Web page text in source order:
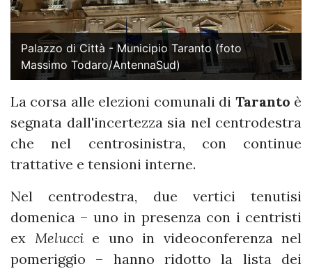
Palazzo di Città - Municipio Taranto (foto
Massimo Todaro/AntennaSud)
La corsa alle elezioni comunali di Taranto è
segnata dall'incertezza sia nel centrodestra
che nel centrosinistra, con continue
trattative e tensioni interne.
Nel centrodestra, due vertici tenutisi
domenica – uno in presenza con i centristi
ex Meluccie uno in videoconferenza nel
pomeriggio – hanno ridotto la lista dei